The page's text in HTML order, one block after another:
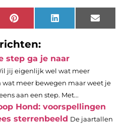
Pinterest LinkedIn Email
step ga je naar
jij eigenlijk wel wat meer
wat meer bewegen maar weet je
aan een step. Met...
Hond: voorspellingen
sterrenbeeld De jaartallen